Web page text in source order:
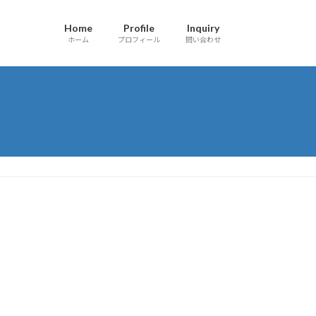
Home
ホーム
Profile
プロフィール
Inquiry
問い合わせ